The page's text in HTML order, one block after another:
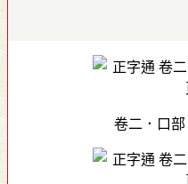
卷二．口